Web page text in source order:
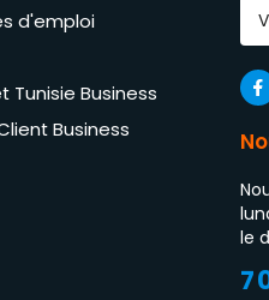
d'emploi
Tunisie Business
Business
le